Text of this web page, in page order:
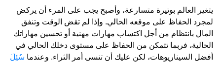
يتغير العالم بوتيرة متسارعة، وأصبح يجب على المرء أن يركض
لمجرد الحفاظ على موقعه الحالي. وإذا لم تقض الوقت وتنفق
المال بانتظام من أجل اكتساب مهارات مهنية أو تحسين مهاراتك
الحالية، فربما تتمكن من الحفاظ على مستوى دخلك الحالي في
أفضل السيناريوهات، لكن عليك أن تنسى أمر الثراء. وعندما سُئِلَ